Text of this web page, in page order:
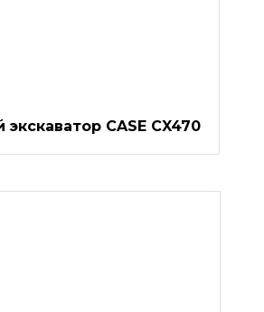
CASE CX470